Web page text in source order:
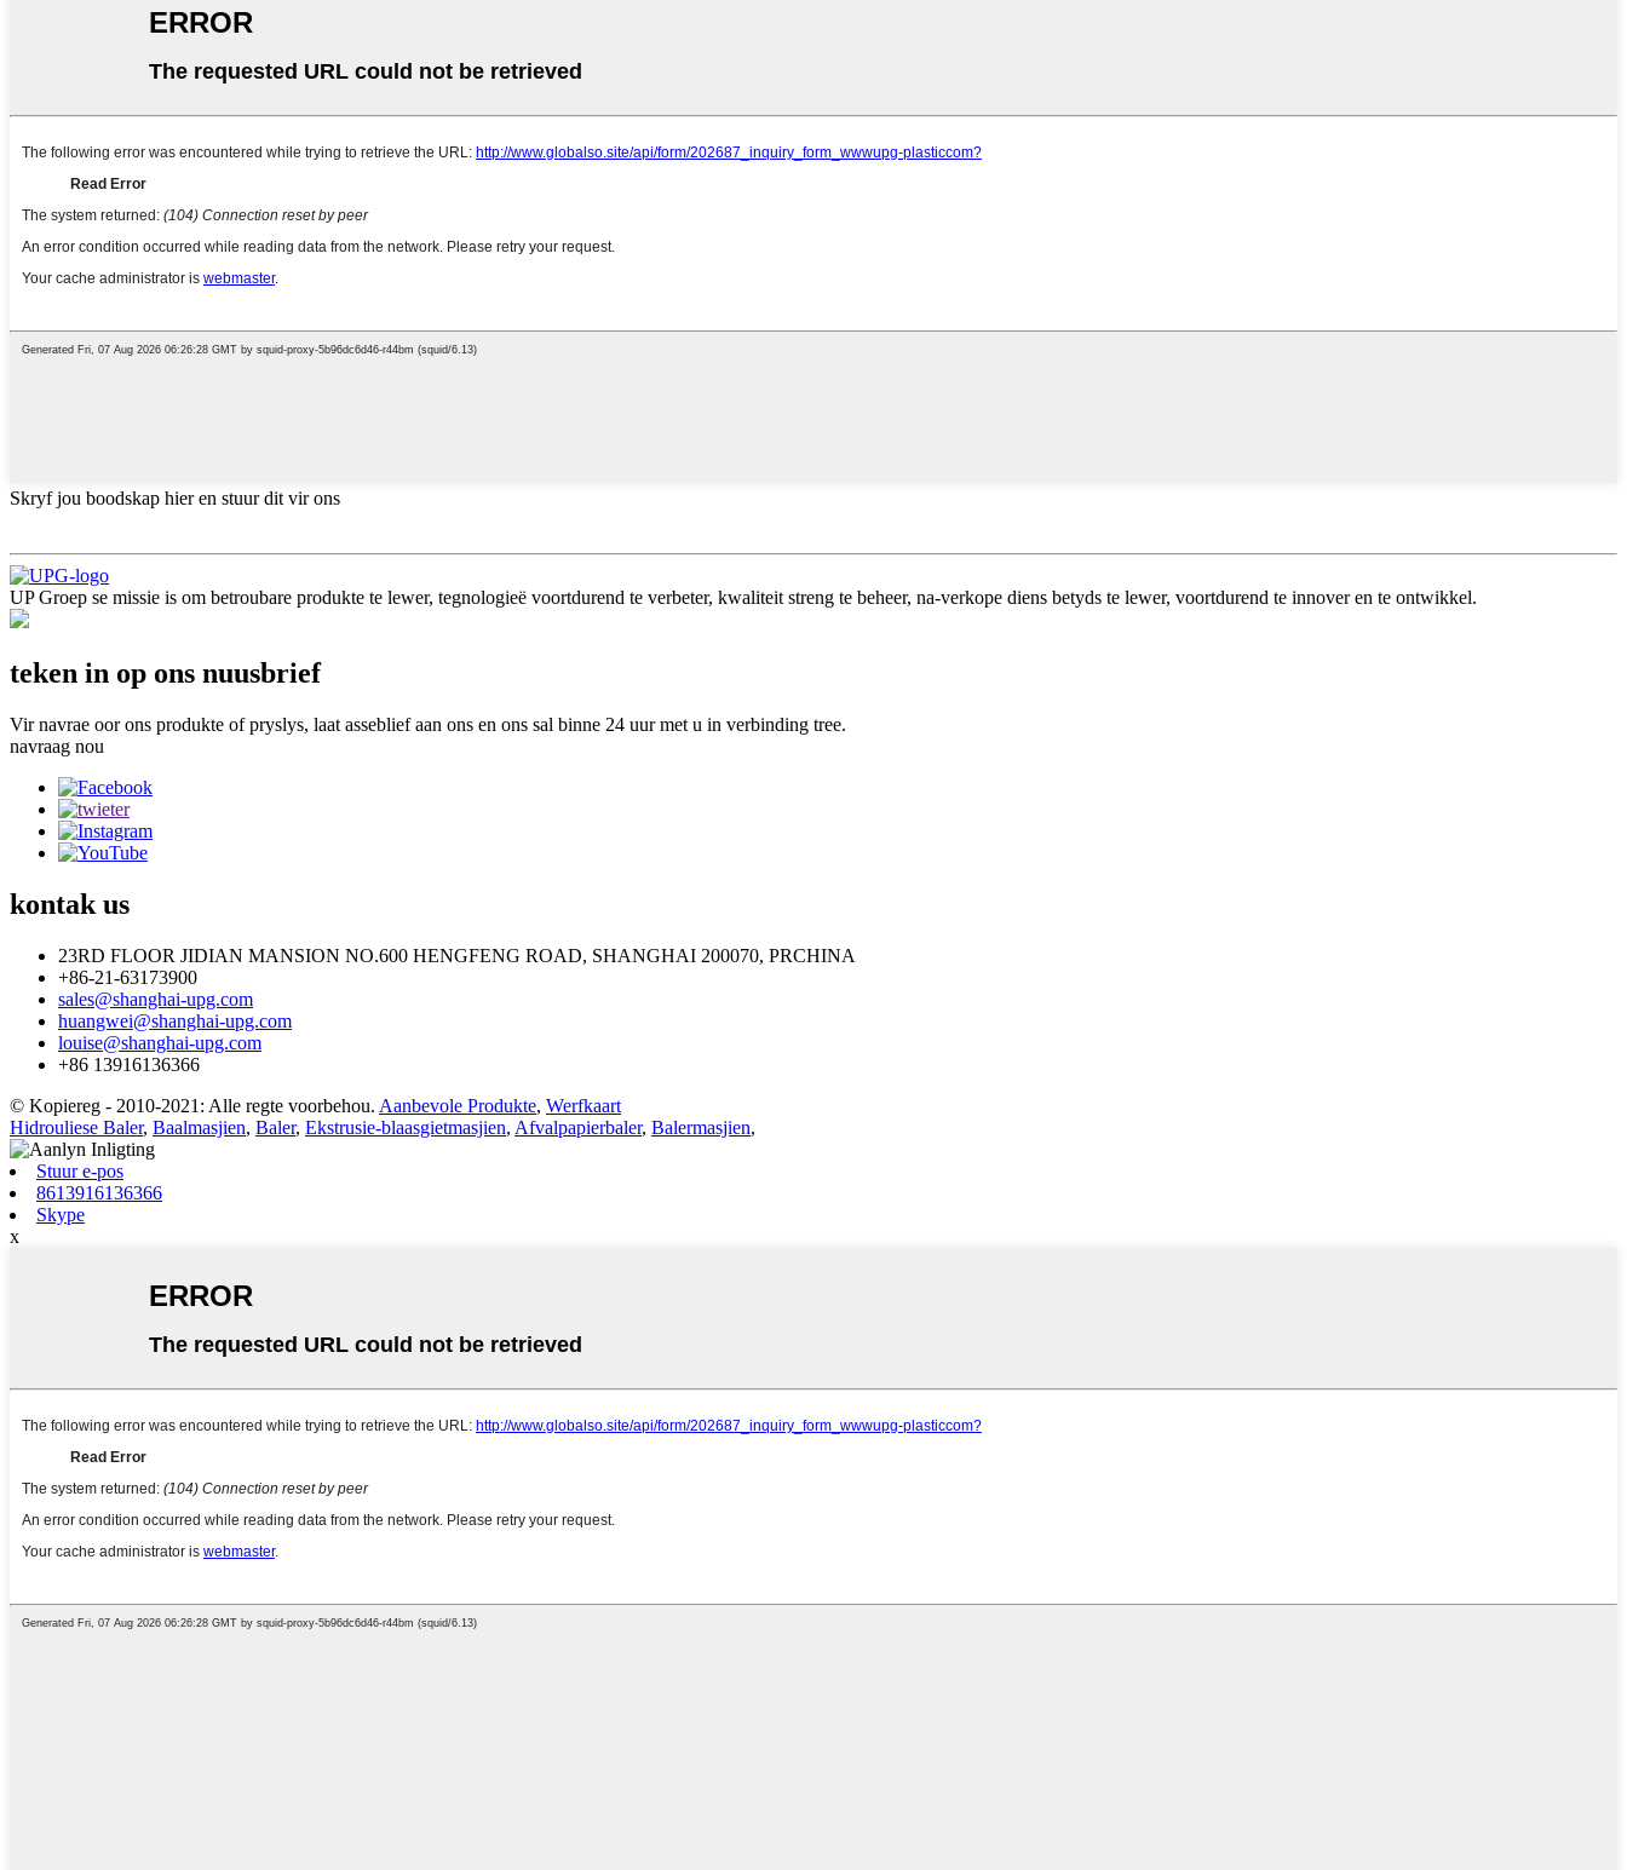
Skryf jou boodskap hier en stuur dit vir ons
UP Groep se missie is om betroubare produkte te lewer, tegnologieë voortdurend te verbeter, kwaliteit streng te beheer, na-verkope diens betyds te lewer, voortdurend te innover en te ontwikkel.
teken in op ons nuusbrief
Vir navrae oor ons produkte of pryslys, laat asseblief aan ons en ons sal binne 24 uur met u in verbinding tree.
navraag nou
kontak us
23RD FLOOR JIDIAN MANSION NO.600 HENGFENG ROAD, SHANGHAI 200070, PRCHINA
+86-21-63173900
sales@shanghai-upg.com
huangwei@shanghai-upg.com
louise@shanghai-upg.com
+86 13916136366
© Kopiereg - 2010-2021: Alle regte voorbehou. Aanbevole Produkte, Werfkaart
Hidrouliese Baler, Baalmasjien, Baler, Ekstrusie-blaasgietmasjien, Afvalpapierbaler, Balermasjien,
Stuur e-pos
8613916136366
Skype
x